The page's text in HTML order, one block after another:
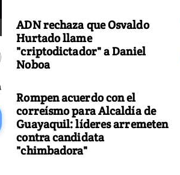
ADN rechaza que Osvaldo
Hurtado llame
"criptodictador" a Daniel
Noboa
Rompen acuerdo con el
correísmo para Alcaldía de
Guayaquil: líderes arremeten
contra candidata
"chimbadora"